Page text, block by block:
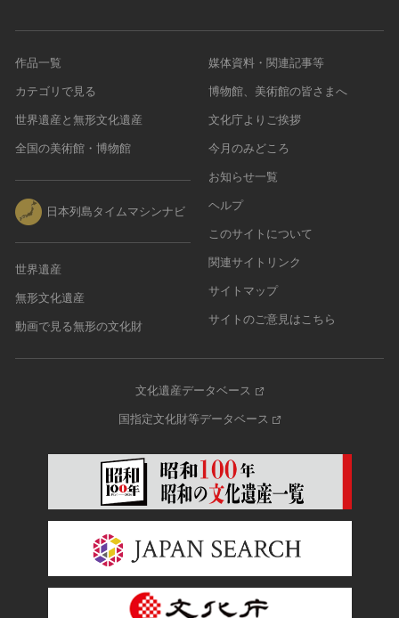
作品一覧
カテゴリで見る
世界遺産と無形文化遺産
全国の美術館・博物館
日本列島タイムマシンナビ
世界遺産
無形文化遺産
動画で見る無形の文化財
媒体資料・関連記事等
博物館、美術館の皆さまへ
文化庁よりご挨拶
今月のみどころ
お知らせ一覧
ヘルプ
このサイトについて
関連サイトリンク
サイトマップ
サイトのご意見はこちら
文化遺産データベース
国指定文化財等データベース